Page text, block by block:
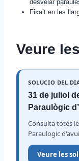
desvelar
Fixa’t en les
Veure
SOLUCIO DEL
31 de juliol
Paraulògic
Consulta totes
Paraulogic
Veure les